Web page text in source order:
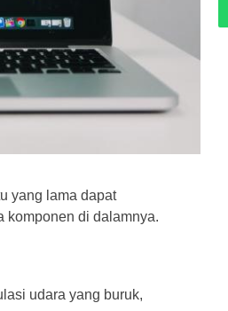
yang lama dapat
komponen di dalamnya.
udara yang buruk,